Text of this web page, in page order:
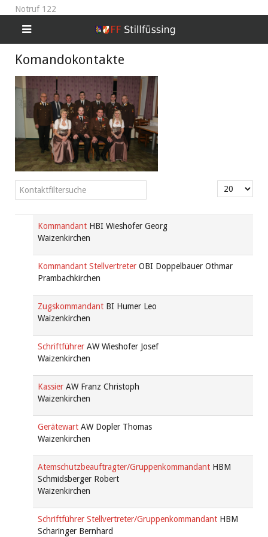
Notruf 122
Komandokontakte
Versteckt Filterfeld Anzeige #
Kommandant HBI Wieshofer Georg
Waizenkirchen
Kommandant Stellvertreter OBI Doppelbauer Othmar
Prambachkirchen
Zugskommandant BI Humer Leo
Waizenkirchen
Schriftführer AW Wieshofer Josef
Waizenkirchen
Kassier AW Franz Christoph
Waizenkirchen
Gerätewart AW Dopler Thomas
Waizenkirchen
Atemschutzbeauftragter/Gruppenkommandant HBM
Schmidsberger Robert
Waizenkirchen
Schriftführer Stellvertreter/Gruppenkommandant HBM
Scharinger Bernhard